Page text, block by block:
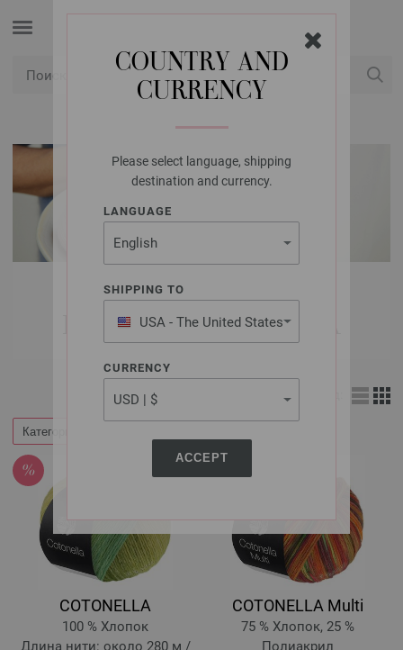
COUNTRY AND
CURRENCY
Please select language, shipping
destination and currency.
LANGUAGE
SHIPPING TO
USA - The United States
of America
CURRENCY
ACCEPT
РАСПРОДАЖА |
ВЕГАНСКАЯ ПРЯЖА
Категории
COTONELLA
100 % Хлопок
Длина нити: около 280 м /
COTONELLA Multi
75 % Хлопок, 25 %
Полиакрил